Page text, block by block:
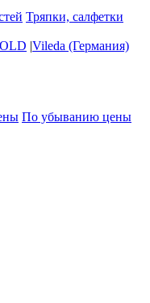
Тряпки, салфетки
|Vileda (Германия)
По убыванию цены